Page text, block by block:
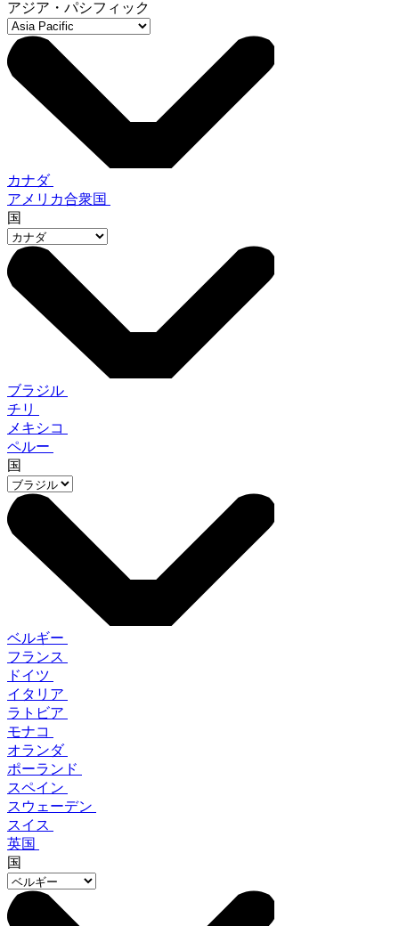
アジア・パシフィック
カナダ
アメリカ合衆国
国
ブラジル
チリ
メキシコ
ペルー
国
ベルギー
フランス
ドイツ
イタリア
ラトビア
モナコ
オランダ
ポーランド
スペイン
スウェーデン
スイス
英国
国